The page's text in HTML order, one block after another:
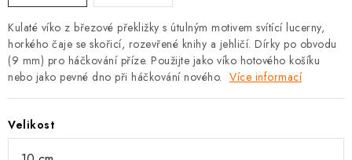
Kulaté víko z březové překližky s útulným motivem svítící lucerny,
horkého čaje se skořicí, rozevřené knihy a jehličí. Dírky po obvodu
(9 mm) pro háčkování příze. Použijte jako víko hotového košíku
nebo jako pevné dno při háčkování nového. Více informací
Velikost